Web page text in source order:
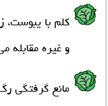
کلم با یبوست،
و غیره مقابله
مانع گرفتگي